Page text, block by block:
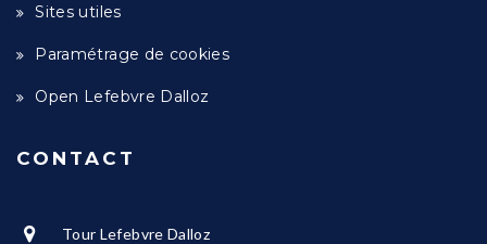
Sites utiles
Paramétrage de cookies
Open Lefebvre Dalloz
CONTACT
Tour Lefebvre Dalloz